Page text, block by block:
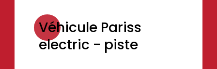
Véhicule Pariss
electric - piste